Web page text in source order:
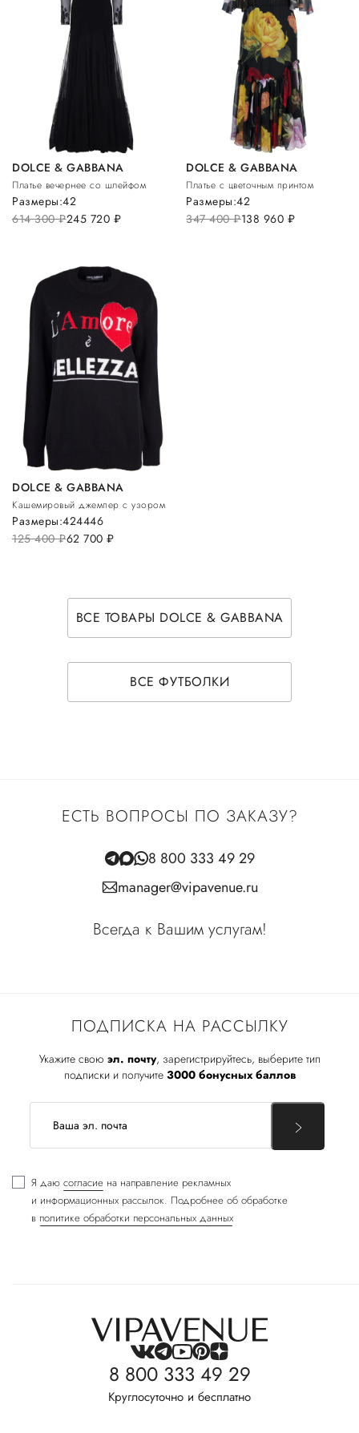
DOLCE & GABBANA
Платье вечернее со шлейфом
614 300руб.245 720 руб.
Размеры:42
DOLCE & GABBANA
Платье с цветочным принтом
347 400руб.138 960 руб.
Размеры:42
DOLCE & GABBANA
Кашемировый джемпер с узором
125 400руб.62 700 руб.
Размеры:424446
ВСЕ ТОВАРЫ DOLCE & GABBANA
ВСЕ ФУТБОЛКИ
ПОДПИСКА НА РАССЫЛКУ
Укажите свою эл. почту, зарегистрируйтесь, выберите тип
подписки и получите 3000 бонусных баллов
Я даю согласие на направление рекламных
и информационных рассылок. Подробнее об обработке
в политике обработки персональных данных
ЕСТЬ ВОПРОСЫ ПО ЗАКАЗУ?
8 800 333 49 29
manager@vipavenue.ru
Всегда к Вашим услугам!
8 800 333 49 29
Круглосуточно и бесплатно